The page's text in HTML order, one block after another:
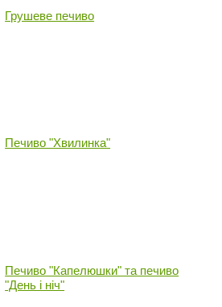
Грушеве печиво
Печиво "Хвилинка"
Печиво "Капелюшки" та печиво
"День і ніч"